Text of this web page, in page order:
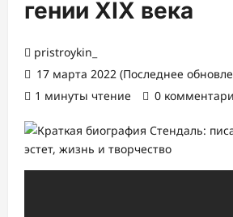
гении XIX века
pristroykin_
17 марта 2022 (Последнее
1 минуты чтение
0